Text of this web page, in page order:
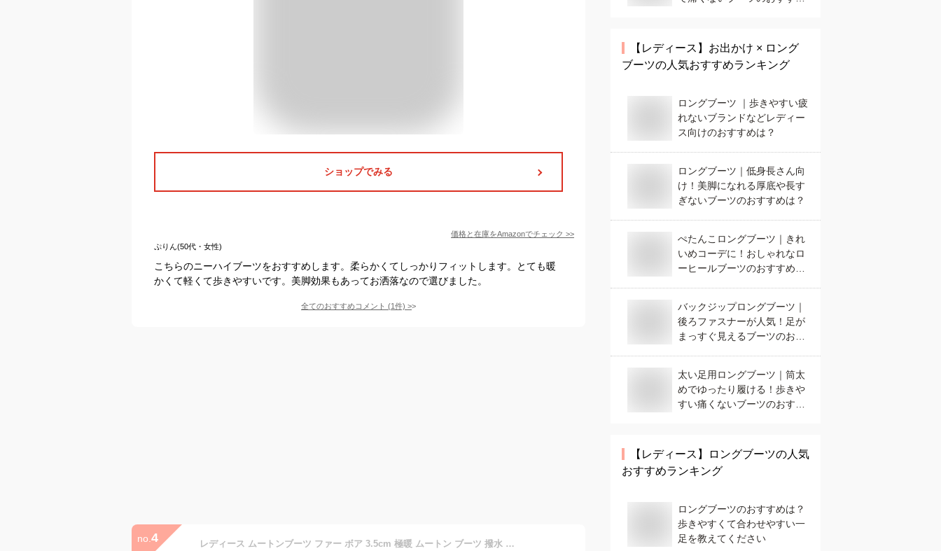
ショップでみる
価格と在庫をAmazonでチェック >>
ぷりん(50代・女性)
こちらのニーハイブーツをおすすめします。柔らかくてしっかりフィットします。とても暖
かくて軽くて歩きやすいです。美脚効果もあってお洒落なので選びました。
全てのおすすめコメント (1件) >
no. 4 レディース ムートンブーツ ファー ボア 3.5cm 極暖 ムートン ブーツ 撥水 レディース 防寒 ロングブーツ ミドルブーツ 雪国 防寒ブーツ ロング フラット 防滑 冬靴 折り返し2WAY 防滑 痛くない 厚底 暖かい おでかけ 買い物 普通履き 帰省 ブーツ
【レディース】 お出かけ × ロング
ブーツの人気おすすめランキング
ロングブーツ ｜歩きやすい疲
れないブランドなどレディー
ス向けのおすすめは？
ロングブーツ｜低身長さん向
け！美脚になれる厚底や長す
ぎないブーツのおすすめは？
ぺたんこロングブーツ｜きれ
いめコーデに！おしゃれなロ
ーヒールブーツのおすすめ
バックジップロングブーツ｜
後ろファスナーが人気！足が
まっすぐ見えるブーツのおす
太い足用ロングブーツ｜筒太
めでゆったり履ける！歩きや
すい痛くないブーツのおすす
【レディース】 ロングブーツの人気
おすすめランキング
ロングブーツのおすすめは？
歩きやすくて合わせやすい一
足を教えてください